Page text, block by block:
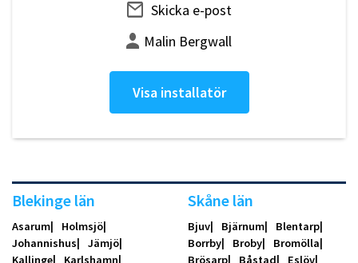
Skicka e-post
Malin Bergwall
Visa installatör
Blekinge län
Asarum
Holmsjö
Johannishus
Jämjö
Kallinge
Karlshamn
Skåne län
Bjuv Bjärnum
Blentarp
Borrby
Broby
Bromölla
Brösarp
Båstad
Eslöv